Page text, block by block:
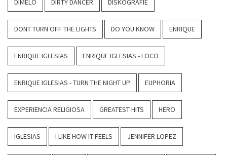
DIMELO DIRTY DANCER DISKOGRAFIE
DONT TURN OFF THE LIGHTS DO YOU KNOW ENRIQUE
ENRIQUE IGLESIAS ENRIQUE IGLESIAS - LOCO
ENRIQUE IGLESIAS - TURN THE NIGHT UP EUPHORIA
EXPERIENCIA RELIGIOSA GREATEST HITS HERO
IGLESIAS I LIKE HOW IT FEELS JENNIFER LOPEZ